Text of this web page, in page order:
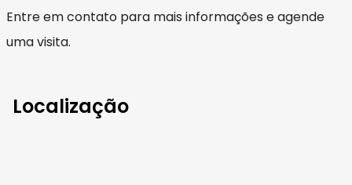
Entre em contato para mais informações e agende
uma visita.
Localização